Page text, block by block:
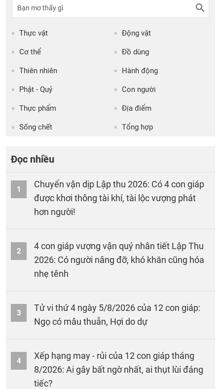
Thực vật Động vật
Cơ thể Đồ dùng
Thiên nhiên Hành động
Phật - Quỷ Con người
Thực phẩm Địa điểm
Sống chết Tổng hợp
Đọc nhiều
1
Chuyển vận dịp Lập thu 2026: Có 4 con giáp
được khơi thông tài khí, tài lộc vượng phát
hơn người!
2
4 con giáp vượng vận quý nhân tiết Lập Thu
2026: Có người nâng đỡ, khó khăn cũng hóa
nhẹ tênh
3
Tử vi thứ 4 ngày 5/8/2026 của 12 con giáp:
Ngọ có mâu thuẫn, Hợi do dự
4
Xếp hạng may - rủi của 12 con giáp tháng
8/2026: Ai gây bất ngờ nhất, ai thụt lùi đáng
tiếc?